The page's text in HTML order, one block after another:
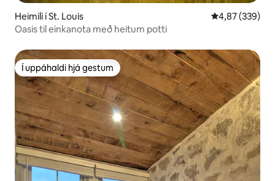
Heimili í St. Louis 4,87 af 5 í
4,87 (339)
Oasis til einkanota með heitum potti
Í uppáhaldi hjá gestum
Í uppáhaldi hjá gestum